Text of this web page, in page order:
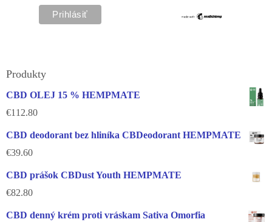
Produkty
CBD OLEJ 15 % HEMPMATE
€112.80
CBD deodorant bez hliníka CBDeodorant HEMPMATE
€39.60
CBD prášok CBDust Youth HEMPMATE
€82.80
CBD denný krém proti vráskam Sativa Omorfia